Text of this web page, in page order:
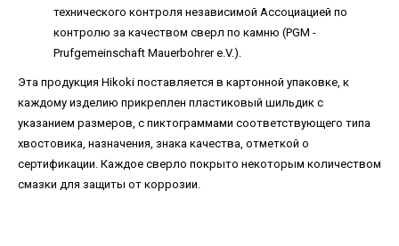
технического контроля независимой Ассоциацией по
контролю за качеством сверл по камню (PGM -
Prufgemeinschaft Mauerbohrer e.V.).
Эта продукция Hikoki поставляется в картонной упаковке, к
каждому изделию прикреплен пластиковый шильдик с
указанием размеров, с пиктограммами соответствующего типа
хвостовика, назначения, знака качества, отметкой о
сертификации. Каждое сверло покрыто некоторым количеством
смазки для защиты от коррозии.